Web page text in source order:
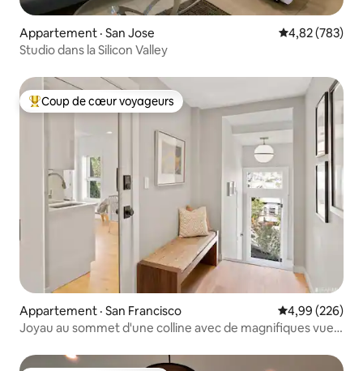
Appartement · San Jose Note
4,82 (783)
Studio dans la Silicon Valley
Coup de cœur voyageurs parmi les plus aimés
Coup de cœur voyageurs
Appartement · San Francisco Note
4,99 (226)
Joyau au sommet d'une colline avec de magnifiques vues